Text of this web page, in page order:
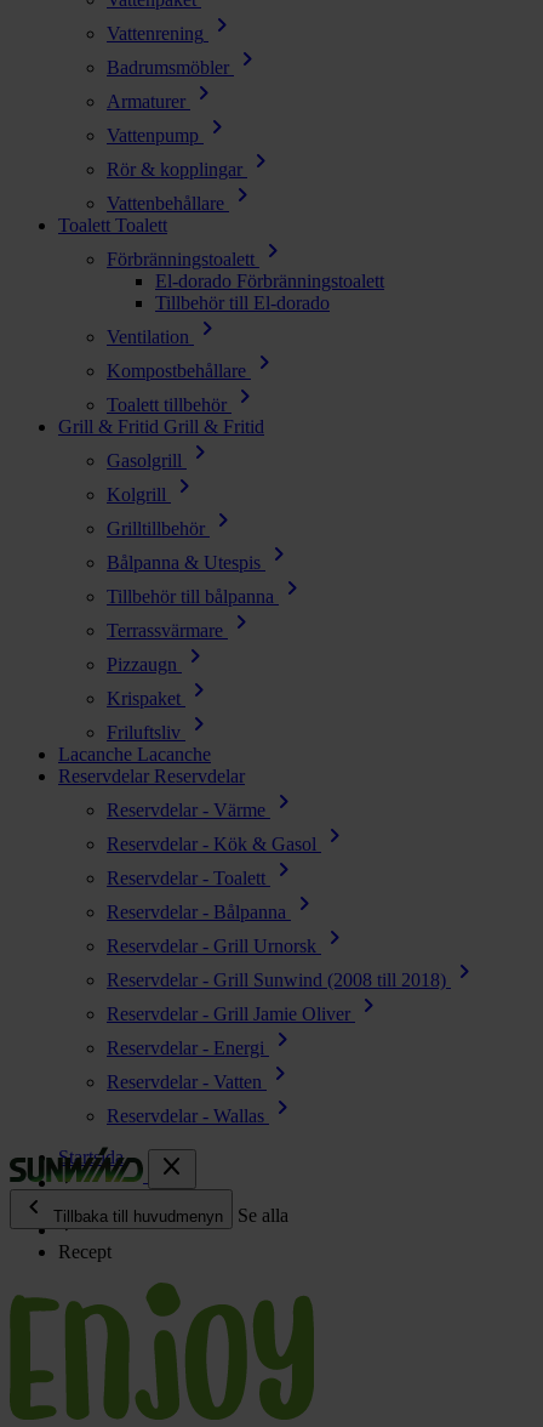
Vattenrening chevron_right
Badrumsmöbler chevron_right
Armaturer chevron_right
Vattenpump chevron_right
Rör & kopplingar chevron_right
Vattenbehållare chevron_right
Toalett Toalett
Förbränningstoalett
chevron_right
El-dorado Förbränningstoalett
Tillbehör till El-dorado
Ventilation
chevron_right
Kompostbehållare chevron_right
Toalett tillbehör chevron_right
Grill & Fritid Grill & Fritid
Gasolgrill
chevron_right
Kolgrill chevron_right
Grilltillbehör chevron_right
Bålpanna & Utespis chevron_right
Tillbehör till bålpanna chevron_right
Terrassvärmare chevron_right
Pizzaugn chevron_right
Krispaket chevron_right
Friluftsliv chevron_right
Lacanche Lacanche
Reservdelar Reservdelar
Reservdelar - Värme
chevron_right
Reservdelar - Kök & Gasol chevron_right
Reservdelar - Toalett chevron_right
Reservdelar - Bålpanna chevron_right
Reservdelar - Grill Urnorsk chevron_right
Reservdelar - Grill Sunwind (2008 till 2018) chevron_right
Reservdelar - Grill Jamie Oliver chevron_right
Reservdelar - Energi chevron_right
Reservdelar - Vatten chevron_right
Reservdelar - Wallas
chevron_right
close
chevron_left
Tillbaka till huvudmenyn Se alla
Kök & Gasol chevron_right
Värme
Vatten
chevron_right
Startsida
Recept